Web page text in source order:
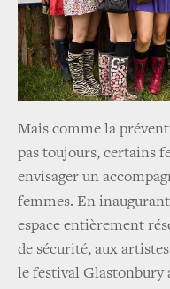
Mais comme la
pas toujours, certains
envisager un
femmes. En
espace entièrement
de sécurité, aux
le festival Glastonbury